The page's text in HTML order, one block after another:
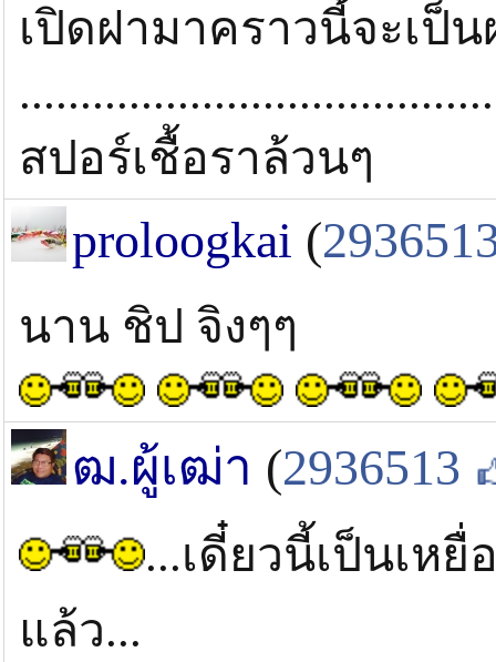
เปิดฝามาคราวนี้จะเป็
สปอร์เชื้อราล้วนๆ
proloogkai (
นาน ชิป จิงๆๆ
ฒ.ผู้เฒ่า (2936513
...เดี๋ยวนี้เป็นเห
แล้ว...